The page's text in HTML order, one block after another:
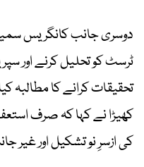
دوسری جانب کانگریس
ٹرسٹ کو تحلیل کرنے اور
تحقیقات کرانے کا مطالبہ
کھیڑا نے کہا کہ صرف
کی ازسرِ نو تشکیل اور غیر